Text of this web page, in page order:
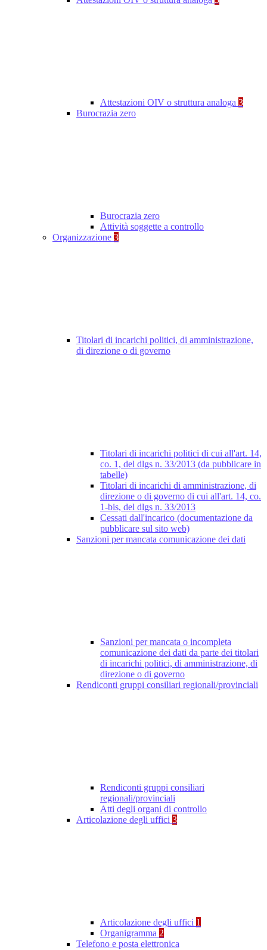
Attestazioni OIV o struttura analoga 3
Burocrazia zero
Burocrazia zero
Attività soggette a controllo
Organizzazione 3
Titolari di incarichi politici, di amministrazione,
di direzione o di governo
Titolari di incarichi politici di cui all'art. 14,
co. 1, del dlgs n. 33/2013 (da pubblicare in
tabelle)
Titolari di incarichi di amministrazione, di
direzione o di governo di cui all'art. 14, co.
1-bis, del dlgs n. 33/2013
Cessati dall'incarico (documentazione da
pubblicare sul sito web)
Sanzioni per mancata comunicazione dei dati
Sanzioni per mancata o incompleta
comunicazione dei dati da parte dei titolari
di incarichi politici, di amministrazione, di
direzione o di governo
Rendiconti gruppi consiliari regionali/provinciali
Rendiconti gruppi consiliari
regionali/provinciali
Atti degli organi di controllo
Articolazione degli uffici 3
Articolazione degli uffici 1
Organigramma 2
Telefono e posta elettronica